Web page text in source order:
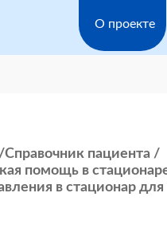
О проекте
Справочник пациента
помощь в
в стационар